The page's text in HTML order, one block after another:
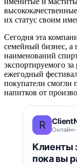
их статус своим
Сегодня эта
семейный бизнес, а
наименований
экспортируемого
ежегодный
покупатели смогли
напитков от
R Онлайн-
Клиенты
пока вы